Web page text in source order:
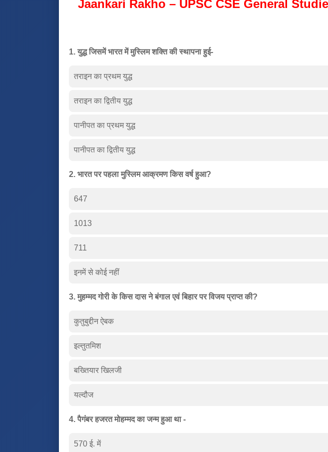
Jaankari Rakho – UPSC CSE General
1. युद्ध जिसमें भारत में मुस्लिम शक्ति की स्थापना हुई-
तराइन का प्रथम युद्ध
तराइन का द्वितीय युद्ध
पानीपत का प्रथम युद्ध
पानीपत का द्वितीय युद्ध
2. भारत पर पहला मुस्लिम आक्रमण किस वर्ष हुआ?
647
1013
711
इनमें से कोई नहीं
3. मुहम्मद गोरी के किस दास ने बंगाल एवं बिहार पर विजय प्राप्त की?
कुतुबुद्दीन ऐबक
इल्तुतमिश
बख्तियार खिलजी
यल्दौज
4. पैगंबर हजरत मोहम्मद का जन्म हुआ था -
570 ई. में